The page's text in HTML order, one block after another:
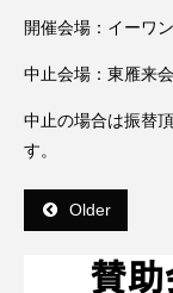
バドミントン
お知らせ
開催会場：イーワ
中止会場：東雁来
中止の場合は振替
す。
Older